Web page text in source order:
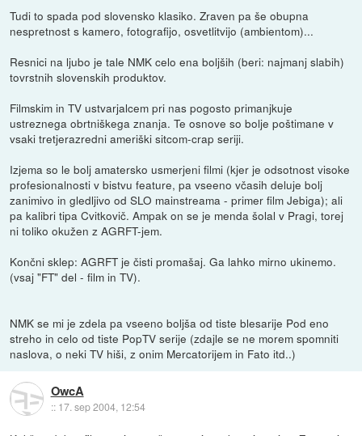
Tudi to spada pod slovensko klasiko. Zraven pa še obupna
nespretnost s kamero, fotografijo, osvetlitvijo (ambientom)...
Resnici na ljubo je tale NMK celo ena boljših (beri: najmanj slabih)
tovrstnih slovenskih produktov.
Filmskim in TV ustvarjalcem pri nas pogosto primanjkuje
ustreznega obrtniškega znanja. Te osnove so bolje poštimane v
vsaki tretjerazredni ameriški sitcom-crap seriji.
Izjema so le bolj amatersko usmerjeni filmi (kjer je odsotnost visoke
profesionalnosti v bistvu feature, pa vseeno včasih deluje bolj
zanimivo in gledljivo od SLO mainstreama - primer film Jebiga); ali
pa kalibri tipa Cvitkovič. Ampak on se je menda šolal v Pragi, torej
ni toliko okužen z AGRFT-jem.
Končni sklep: AGRFT je čisti promašaj. Ga lahko mirno ukinemo.
(vsaj "FT" del - film in TV).
NMK se mi je zdela pa vseeno boljša od tiste blesarije Pod eno
streho in celo od tiste PopTV serije (zdajle se ne morem spomniti
naslova, o neki TV hiši, z onim Mercatorijem in Fato itd..)
OwcA
:: 17. sep 2004, 12:54